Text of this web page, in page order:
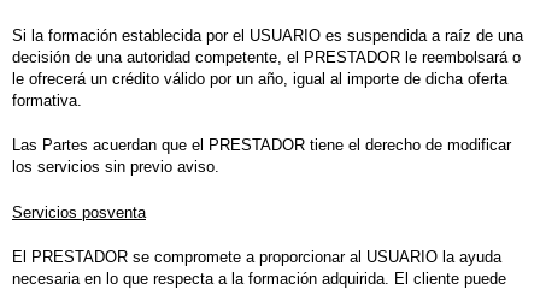
Si la formación establecida por el USUARIO es suspendida a raíz de una
decisión de una autoridad competente, el PRESTADOR le reembolsará o
le ofrecerá un crédito válido por un año, igual al importe de dicha oferta
formativa.
Las Partes acuerdan que el PRESTADOR tiene el derecho de modificar
los servicios sin previo aviso.
Servicios posventa
El PRESTADOR se compromete a proporcionar al USUARIO la ayuda
necesaria en lo que respecta a la formación adquirida. El cliente puede